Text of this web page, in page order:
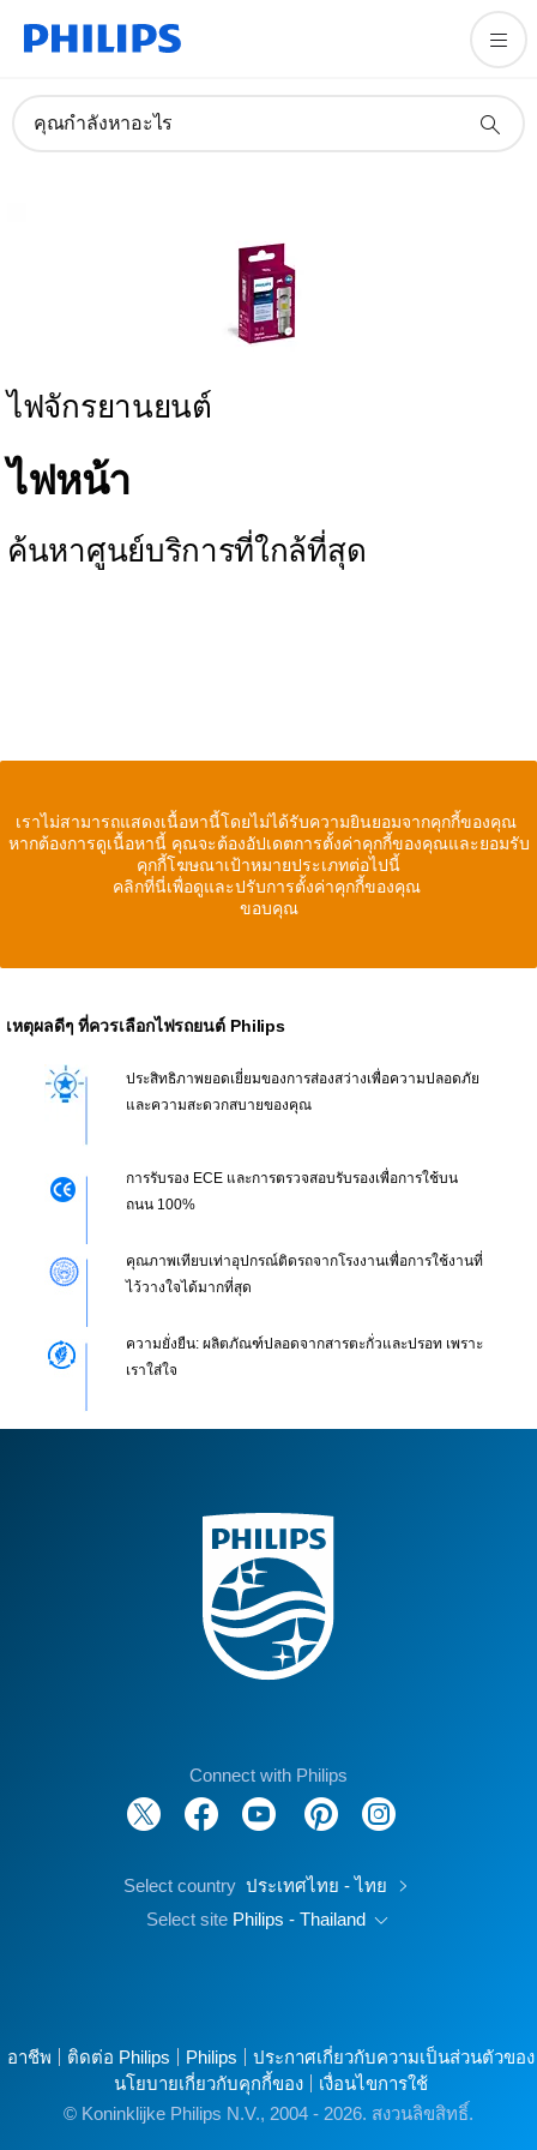
คุณกำลังหาอะไร
ไฟจักรยานยนต์
ไฟหน้า
ค้นหาศูนย์บริการที่ใกล้ที่สุด
เราไม่สามารถแสดงเนื้อหานี้โดยไม่ได้รับความยินยอมจากคุกกี้ของคุณ
หากต้องการดูเนื้อหานี้ คุณจะต้องอัปเดตการตั้งค่าคุกกี้ของคุณและยอมรับ
คุกกี้โฆษณาเป้าหมายประเภทต่อไปนี้
คลิกที่นี่เพื่อดูและปรับการตั้งค่าคุกกี้ของคุณ
ขอบคุณ
เหตุผลดีๆ ที่ควรเลือกไฟรถยนต์ Philips
ประสิทธิภาพยอดเยี่ยมของการส่องสว่างเพื่อความปลอดภัย
และความสะดวกสบายของคุณ
การรับรอง ECE และการตรวจสอบรับรองเพื่อการใช้บน
ถนน 100%
คุณภาพเทียบเท่าอุปกรณ์ติดรถจากโรงงานเพื่อการใช้งานที่
ไว้วางใจได้มากที่สุด
ความยั่งยืน: ผลิตภัณฑ์ปลอดจากสารตะกั่วและปรอท เพราะ
เราใส่ใจ
Connect with Philips
Select country ประเทศไทย - ไทย
Select site Philips - Thailand
อาชีพ ติดต่อ Philips Philips
ประกาศเกี่ยวกับความเป็นส่วนตัวของ
นโยบายเกี่ยวกับคุกกี้ของ
เงื่อนไขการใช้
© Koninklijke Philips N.V., 2004 - 2026. สงวนลิขสิทธิ์.